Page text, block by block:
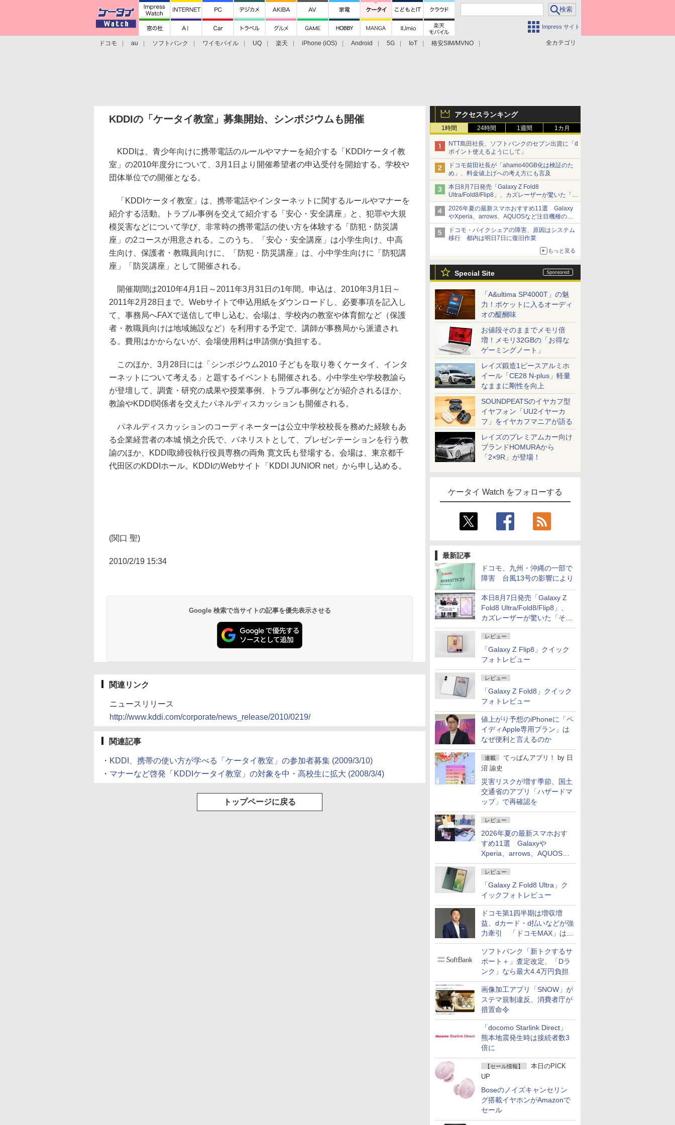
Impress サイト
全カテゴリ
ドコモ au ソフトバンク ワイモバイル UQ 楽天 iPhone (iOS) Android 5G IoT
格安SIM/MVNO
アクセスランキング
1時間 24時間 1週間 1カ月
NTT島田社長、ソフトバンクのセブン出資に「d
ポイント使えるようにして」
ドコモ前田社長が「ahamo40GB化は検証のた
め」、料金値上げへの考え方にも言及
本日8月7日発売「Galaxy Z Fold8
Ultra/Fold8/Flip8」、カズレーザーが驚いた「そ
ば屋のメニュー並みの薄さ」
2026年夏の最新スマホおすすめ11選 Galaxy
やXperia、arrows、AQUOSなど注目機種の特
徴は
ドコモ・バイクシェアの障害、原因はシステム
移行 都内は明日7日に復旧作業
もっと見る
Special Site
「A&ultima SP4000T」の魅
力！ポケットに入るオーディ
オの醍醐味
お値段そのままでメモリ倍
増！メモリ32GBの「お得な
ゲーミングノート」
レイズ鍛造1ピースアルミホ
イール「CE28 N-plus」軽量
なままに剛性を向上
SOUNDPEATSのイヤカフ型
イヤフォン「UU2イヤーカ
フ」をイヤカフマニアが語る
レイズのプレミアムカー向け
ブランドHOMURAから
「2×9R」が登場！
ケータイ Watch をフォローする
最新記事
ドコモ、九州・沖縄の一部で
障害 台風13号の影響により
本日8月7日発売「Galaxy Z
Fold8 Ultra/Fold8/Flip8」、
カズレーザーが驚いた「そば
屋のメニュー並みの薄さ」
レビュー
「Galaxy Z Flip8」クイック
フォトレビュー
レビュー
「Galaxy Z Fold8」クイック
フォトレビュー
値上がり予想のiPhoneに「ペ
イディApple専用プラン」は
なぜ便利と言えるのか
連載 てっぱんアプリ！ by 日
沼 諭史
災害リスクが増す季節、国土
交通省のアプリ「ハザードマ
ップ」で再確認を
レビュー
2026年夏の最新スマホおす
すめ11選 Galaxyや
Xperia、arrows、AQUOSな
ど注目機種の特徴は
レビュー
「Galaxy Z Fold8 Ultra」ク
イックフォトレビュー
ドコモ第1四半期は増収増
益、dカード・d払いなどが強
力牽引 「ドコモMAX」は
400万契約突破
ソフトバンク「新トクするサ
ポート＋」査定改定、「Dラ
ンク」なら最大4.4万円負担
画像加工アプリ「SNOW」が
ステマ規制違反、消費者庁が
措置命令
「docomo Starlink Direct」
熊本地震発生時は接続者数3
倍に
【セール情報】
本日のPICK
UP
Boseのノイズキャンセリン
グ搭載イヤホンがAmazonで
セール
KDDIの「ケータイ教室」募集開始、シンポジウムも開催
KDDIは、青少年向けに携帯電話のルールやマナーを紹介する「KDDIケータイ教
室」の2010年度分について、3月1日より開催希望者の申込受付を開始する。学校や
団体単位での開催となる。
「KDDIケータイ教室」は、携帯電話やインターネットに関するルールやマナーを
紹介する活動。トラブル事例を交えて紹介する「安心・安全講座」と、犯罪や大規
模災害などについて学び、非常時の携帯電話の使い方を体験する「防犯・防災講
座」の2コースが用意される。このうち、「安心・安全講座」は小学生向け、中高
生向け、保護者・教職員向けに、「防犯・防災講座」は、小中学生向けに「防犯講
座」「防災講座」として開催される。
開催期間は2010年4月1日～2011年3月31日の1年間。申込は、2010年3月1日～
2011年2月28日まで。Webサイトで申込用紙をダウンロードし、必要事項を記入し
て、事務局へFAXで送信して申し込む。会場は、学校内の教室や体育館など（保護
者・教職員向けは地域施設など）を利用する予定で、講師が事務局から派遣され
る。費用はかからないが、会場使用料は申請側が負担する。
このほか、3月28日には「シンポジウム2010 子どもを取り巻くケータイ、インタ
ーネットについて考える」と題するイベントも開催される。小中学生や学校教諭ら
が登壇して、調査・研究の成果や授業事例、トラブル事例などが紹介されるほか、
教諭やKDDI関係者を交えたパネルディスカッションも開催される。
パネルディスカッションのコーディネーターは公立中学校校長を務めた経験もあ
る企業経営者の本城 愼之介氏で、パネリストとして、プレゼンテーションを行う教
諭のほか、KDDI取締役執行役員専務の両角 寛文氏も登場する。会場は、東京都千
代田区のKDDIホール。KDDIのWebサイト「KDDI JUNIOR net」から申し込める。
(関口 聖)
2010/2/19 15:34
Google 検索で当サイトの記事を優先表示させる
関連リンク
ニュースリリース
http://www.kddi.com/corporate/news_release/2010/0219/
関連記事
・ KDDI、携帯の使い方が学べる「ケータイ教室」の参加者募集 (2009/3/10)
・ マナーなど啓発「KDDIケータイ教室」の対象を中・高校生に拡大 (2008/3/4)
トップページに戻る